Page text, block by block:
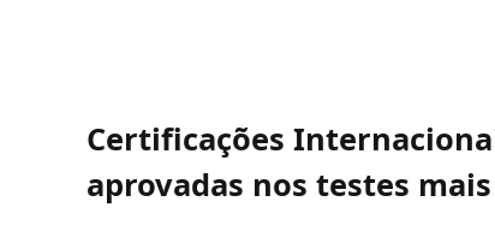
Certificações
aprovadas nos testes